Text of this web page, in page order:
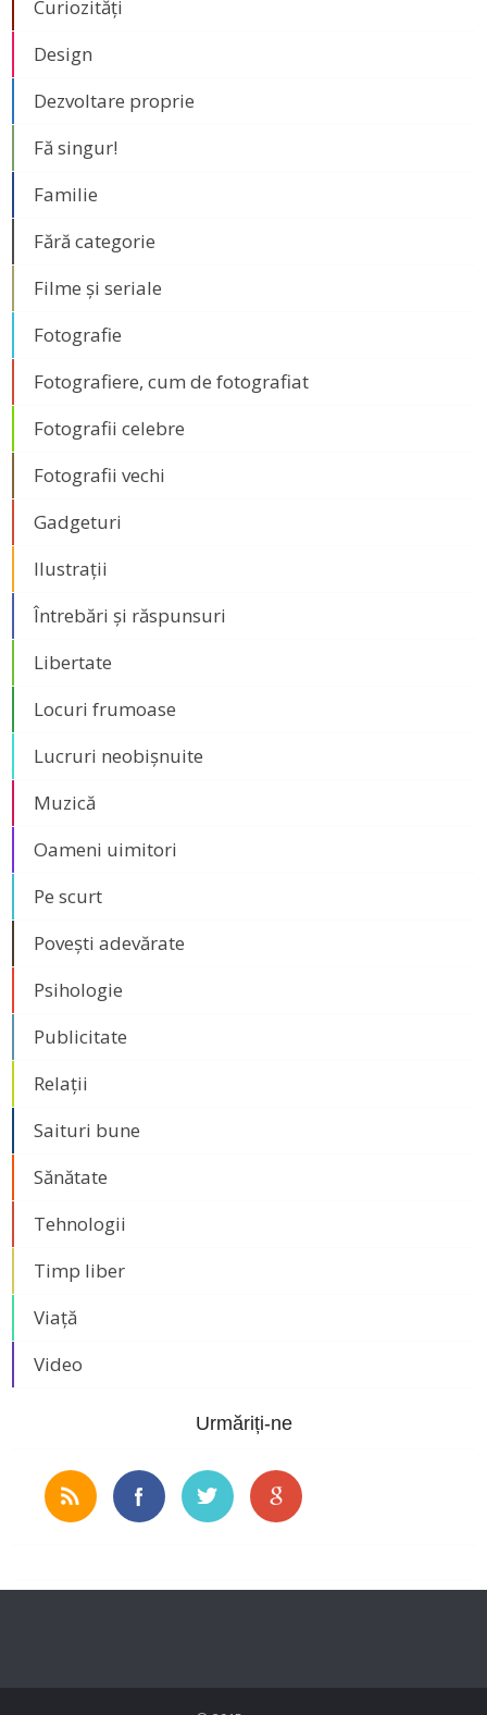
Curiozități
Design
Dezvoltare proprie
Fă singur!
Familie
Fără categorie
Filme și seriale
Fotografie
Fotografiere, cum de fotografiat
Fotografii celebre
Fotografii vechi
Gadgeturi
Ilustrații
Întrebări și răspunsuri
Libertate
Locuri frumoase
Lucruri neobișnuite
Muzică
Oameni uimitori
Pe scurt
Povești adevărate
Psihologie
Publicitate
Relații
Saituri bune
Sănătate
Tehnologii
Timp liber
Viață
Video
Urmăriți-ne